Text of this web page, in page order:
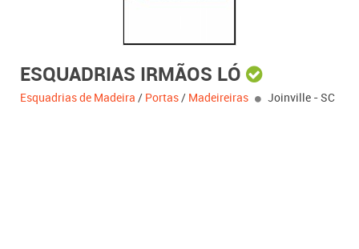
ESQUADRIAS IRMÃOS LÓ
Esquadrias de Madeira / Portas/ Madeireiras Joinville - SC